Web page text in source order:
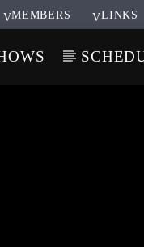
MEMBERS LINKS